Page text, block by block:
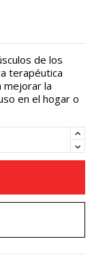
de los
terapéutica
mejorar la
en el hogar o